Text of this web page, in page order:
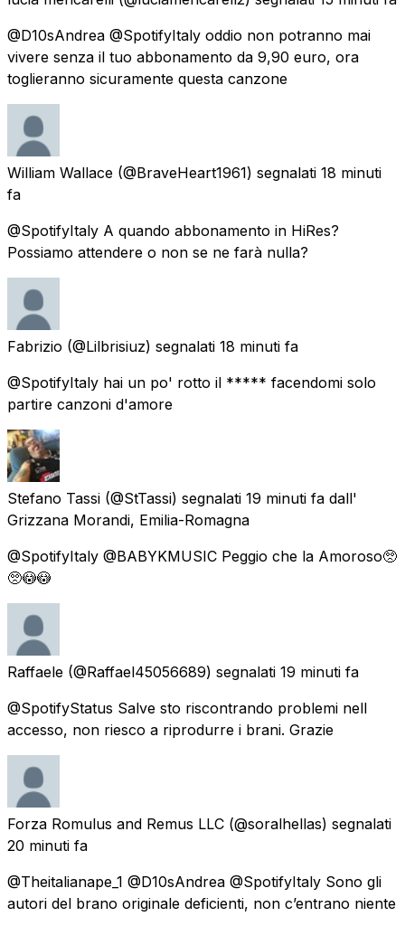
@D10sAndrea @SpotifyItaly oddio non potranno mai
vivere senza il tuo abbonamento da 9,90 euro, ora
toglieranno sicuramente questa canzone
William Wallace (@BraveHeart1961) segnalati 18 minuti
fa
@SpotifyItaly A quando abbonamento in HiRes?
Possiamo attendere o non se ne farà nulla?
Fabrizio (@Lilbrisiuz) segnalati 18 minuti fa
@SpotifyItaly hai un po' rotto il ***** facendomi solo
partire canzoni d'amore
Stefano Tassi (@StTassi) segnalati 19 minuti fa dall'
Grizzana Morandi, Emilia-Romagna
@SpotifyItaly @BABYKMUSIC Peggio che la Amoroso🥺
🥺😳😳
Raffaele (@Raffael45056689) segnalati 19 minuti fa
@SpotifyStatus Salve sto riscontrando problemi nell
accesso, non riesco a riprodurre i brani. Grazie
Forza Romulus and Remus LLC (@soralhellas) segnalati
20 minuti fa
@Theitalianape_1 @D10sAndrea @SpotifyItaly Sono gli
autori del brano originale deficienti, non c’entrano niente